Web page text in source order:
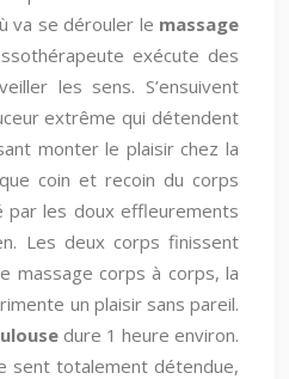
va se dérouler le massage
exécute des
les sens. S’ensuivent
extrême qui détendent
monter le plaisir chez la
coin et recoin du corps
par les doux effleurements
Les deux corps finissent
massage corps à corps, la
un plaisir sans pareil.
dure 1 heure environ.
sent totalement détendue,